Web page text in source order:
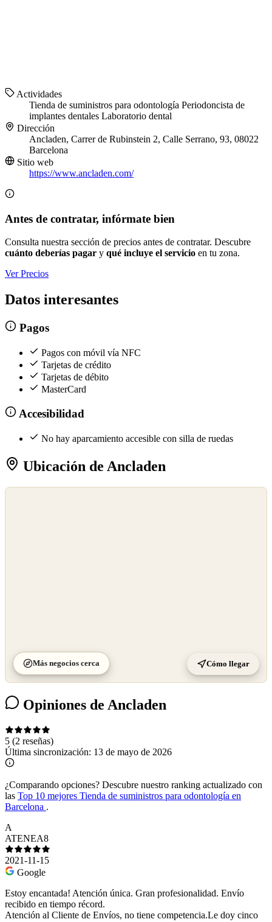
Actividades
Tienda de suministros para odontología Periodoncista de
implantes dentales Laboratorio dental
Dirección
Ancladen, Carrer de Rubinstein 2, Calle Serrano, 93, 08022
Barcelona
Sitio web
https://www.ancladen.com/
Antes de contratar, infórmate bien
Consulta nuestra sección de precios antes de contratar. Descubre
cuánto deberías pagar y qué incluye el servicio en tu zona.
Ver Precios
Datos interesantes
Pagos
Pagos con móvil vía NFC
Tarjetas de crédito
Tarjetas de débito
MasterCard
Accesibilidad
No hay aparcamiento accesible con silla de ruedas
Ubicación de Ancladen
Más negocios cerca Cómo llegar
Opiniones de Ancladen
5 (2 reseñas)
Última sincronización: 13 de mayo de 2026
¿Comparando opciones? Descubre nuestro ranking actualizado con
las Top 10 mejores Tienda de suministros para odontología en
Barcelona .
A
ATENEA8
2021-11-15
Google
Estoy encantada! Atención única. Gran profesionalidad. Envío
recibido en tiempo récord.
Atención al Cliente de Envíos, no tiene competencia.Le doy cinco